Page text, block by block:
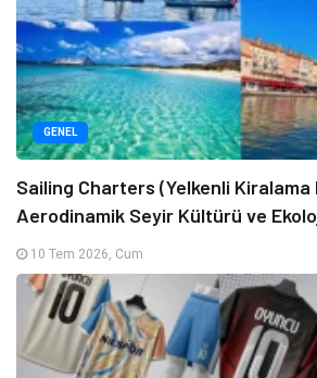
GENEL
Sailing Charters (Yelkenli Kiralama
Aerodinamik Seyir Kültürü ve
10 Tem 2026, Cum